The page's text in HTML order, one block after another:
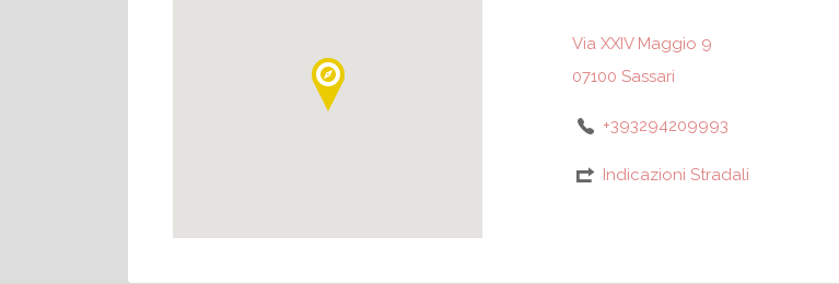
Via XXIV Maggio 9
07100 Sassari
+393294209993
Indicazioni Stradali